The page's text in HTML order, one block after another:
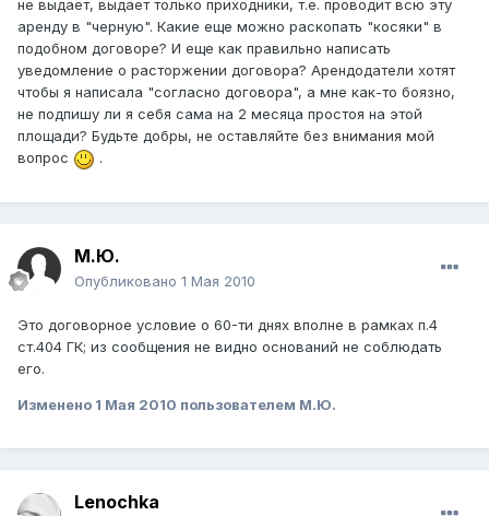
не выдает, выдает только приходники, т.е. проводит всю эту
аренду в "черную". Какие еще можно раскопать "косяки" в
подобном договоре? И еще как правильно написать
уведомление о расторжении договора? Арендодатели хотят
чтобы я написала "согласно договора", а мне как-то боязно,
не подпишу ли я себя сама на 2 месяца простоя на этой
площади? Будьте добры, не оставляйте без внимания мой
вопрос
.
М.Ю.
Опубликовано 1 Мая 2010
Это договорное условие о 60-ти днях вполне в рамках п.4
ст.404 ГК; из сообщения не видно оснований не соблюдать
его.
Изменено 1 Мая 2010 пользователем М.Ю.
Lenochka